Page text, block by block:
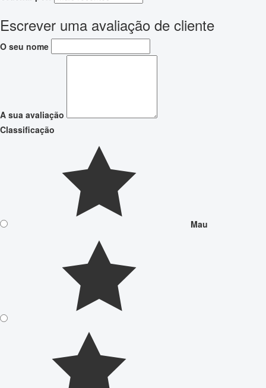
Escrever uma avaliação de cliente
O seu nome
A sua avaliação
Classificação
Mau